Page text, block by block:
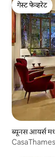
गेस्ट फेव्हरेट
गेस्ट फेव्हरेट
ब्यूनस आयर्स